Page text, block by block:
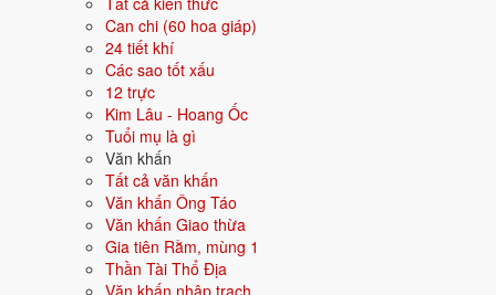
Can chi (60 hoa giáp)
24 tiết khí
Các sao tốt xấu
12 trực
Kim Lâu - Hoang Ốc
Tuổi mụ là gì
Văn khấn
Tất cả văn khấn
Văn khấn Ông Táo
Văn khấn Giao thừa
Gia tiên Rằm, mùng 1
Thần Tài Thổ Địa
Văn khấn nhập trạch
Hướng hợp
Hành tương sinh
Hành tương khắc Hỏa (Hỏa khắc Kim); Mộc (Kim khắc Mộc)
Tuổi năm 2026 5 tuổi mụ / 4 tuổi dương - Thiếu nhi
Ý nghĩa nạp âm Kim Bạch Kim
Người sinh năm2022mang nạp âm